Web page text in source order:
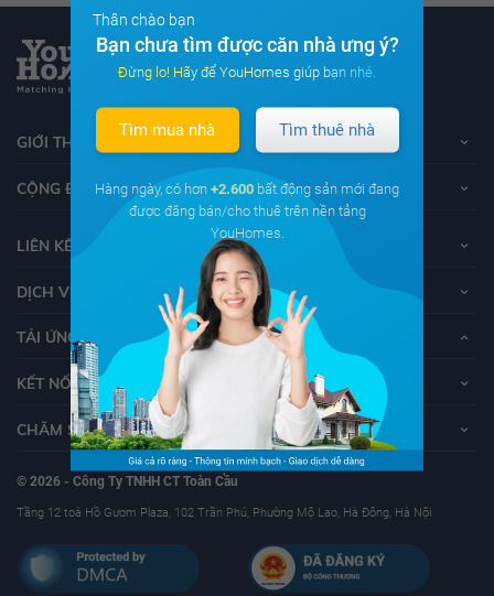
GIỚI THIỆU VỀ YOUHOMES
CỘNG ĐỒNG YOUHOMERS
LIÊN KẾT
DỊCH VỤ KHÁCH HÀNG
TẢI ỨNG DỤNG YOUHOMES
KẾT NỐI VỚI YOUHOMES
CHĂM SÓC KHÁCH HÀNG
© 2026 - Công Ty TNHH CT Toàn Cầu
Tầng 12 toà Hồ Gươm Plaza, 102 Trần Phú, Phường Mộ Lao, Hà Đông, Hà Nội
Thân chào bạn
Bạn chưa tìm được căn nhà ưng ý?
Đừng lo! Hãy để YouHomes giúp bạn nhé.
Tìm mua nhà Tìm thuê nhà
Hàng ngày, có hơn +2.600 bất động sản mới đang
được đăng bán/cho thuê trên nền tảng
YouHomes.